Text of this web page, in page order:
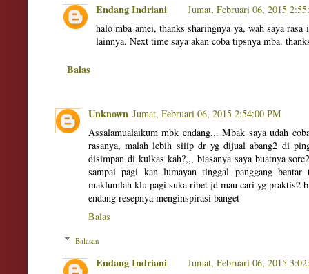
Endang Indriani
Jumat, Februari 06, 2015
halo mba amei, thanks sharingnya ya, wah saya rasa
lainnya. Next time saya akan coba tipsnya mba.
Balas
Unknown Jumat, Februari 06, 2015 2:54:00 PM
Assalamualaikum mbk endang... Mbak saya udah
rasanya, malah lebih siiip dr yg dijual abang2 di
disimpan di kulkas kah?,,, biasanya saya buatnya
sampai pagi kan lumayan tinggal panggang
maklumlah klu pagi suka ribet jd mau cari yg praktis2
endang resepnya menginspirasi banget
Balas
Balasan
Endang Indriani
Jumat, Februari 06, 2015